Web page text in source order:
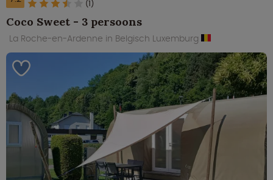
(1)
Coco Sweet - 3 persoons
La Roche-en-Ardenne in Belgisch Luxemburg